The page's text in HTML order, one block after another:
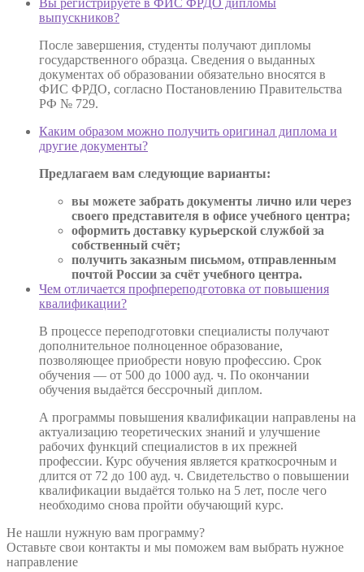
выпускников?
После завершения, студенты получают дипломы
государственного образца. Сведения о выданных
документах об образовании обязательно вносятся в
ФИС ФРДО, согласно Постановлению Правительства
РФ № 729.
Каким образом можно получить оригинал диплома и
другие документы?
Предлагаем вам следующие варианты:
вы можете забрать документы лично или через
своего представителя в офисе учебного центра;
оформить доставку курьерской службой за
собственный счёт;
получить заказным письмом, отправленным
почтой России за счёт учебного центра.
Чем отличается профпереподготовка от повышения
квалификации?
В процессе переподготовки специалисты получают
дополнительное полноценное образование,
позволяющее приобрести новую профессию. Срок
обучения — от 500 до 1000 ауд. ч. По окончании
обучения выдаётся бессрочный диплом.
А программы повышения квалификации направлены на
актуализацию теоретических знаний и улучшение
рабочих функций специалистов в их прежней
профессии. Курс обучения является краткосрочным и
длится от 72 до 100 ауд. ч. Свидетельство о повышении
квалификации выдаётся только на 5 лет, после чего
необходимо снова пройти обучающий курс.
Не нашли нужную вам программу?
Оставьте свои контакты и мы поможем вам выбрать нужное
направление